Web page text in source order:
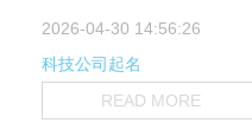
2026-04-30 14:56:26
科技公司起名
READ MORE